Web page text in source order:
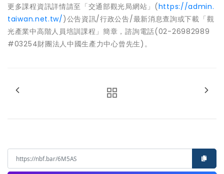
更多課程資訊詳情請至「交通部觀光局網站」(https://admin.
taiwan.net.tw/)公告資訊/行政公告/最新消息查詢或下載「觀
光產業中高階人員培訓課程」簡章，諮詢電話(02-26982989
#03254財團法人中國生產力中心曾先生)。